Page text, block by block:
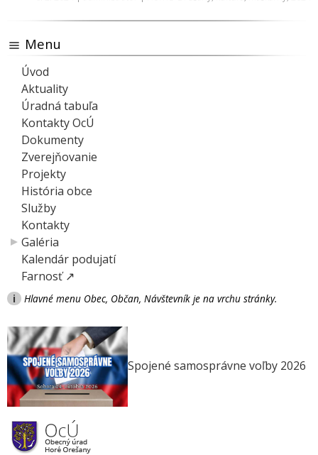
Menu
Úvod
Aktuality
Úradná tabuľa
Kontakty OcÚ
Dokumenty
Zverejňovanie
Projekty
História obce
Služby
Kontakty
Galéria
Kalendár podujatí
Farnosť ↗
i Hlavné menu Obec, Občan, Návštevník je na vrchu stránky.
Spojené samosprávne voľby 2026